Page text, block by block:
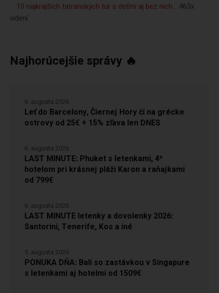
10 najkrajších tatranských túr s deťmi aj bez nich… 463x
videní
Najhorúcejšie správy 🔥
Leť do Barcelony, Čiernej Hory či na grécke
ostrovy od 25€ + 15% zľava len DNES
6. augusta 2026
LAST MINUTE: Phuket s letenkami, 4*
hotelom pri krásnej pláži Karon a raňajkami
od 799€
6. augusta 2026
LAST MINUTE letenky a dovolenky 2026:
Santorini, Tenerife, Kos a iné
6. augusta 2026
PONUKA DŇA: Bali so zastávkou v Singapure
s letenkami aj hotelmi od 1509€
5. augusta 2026